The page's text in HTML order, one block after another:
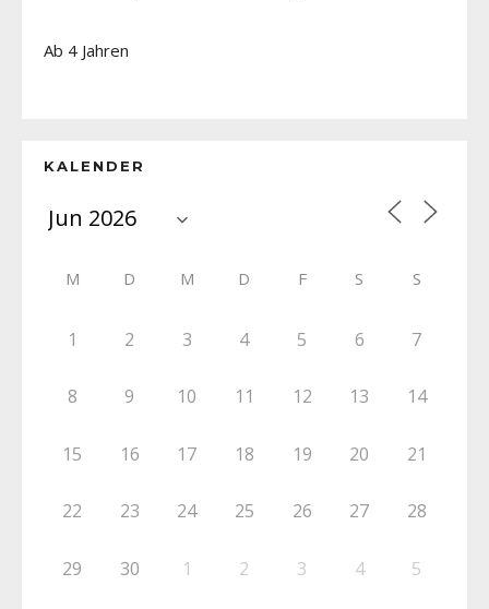
Ab 4 Jahren
KALENDER
M D M D F S S
1 2 3 4 5 6 7
8 9 10 11 12 13 14
15 16 17 18 19 20 21
22 23 24 25 26 27 28
29 30 1 2 3 4 5